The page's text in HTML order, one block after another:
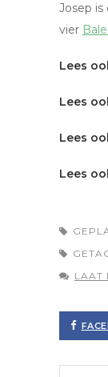
Josep is
vier
Lees
Lees
Lees
Lees
LAAT